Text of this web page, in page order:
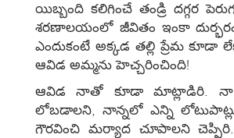
యిబ్బంది కలిగించే తండ్రి దగ్గర
శరణాలయంలో జీవితం ఇంకా
ఎందుకంటే అక్కడ తల్లి ప్రేమ కూడా
ఆవిడ అమ్మను హెచ్చరించింది!
ఆవిడ నాతో కూడా మాట్లాడిరి. నా
లోబడాలని, నాన్నలో ఎన్ని
గౌరవించి మర్యాద చూపాలని చెప్పిరి.